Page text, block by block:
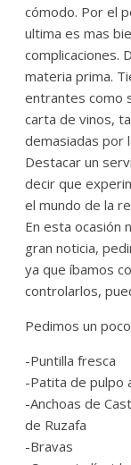
cómodo. Por el
ultima es mas
complicaciones.
materia prima.
entrantes como
carta de vinos,
demasiadas por
Destacar un
decir que
el mundo de la
En esta ocasión
gran noticia,
ya que íbamos
controlarlos,
Pedimos un
-Puntilla fresca
-Patita de pulpo
-Anchoas de
de Ruzafa
-Bravas